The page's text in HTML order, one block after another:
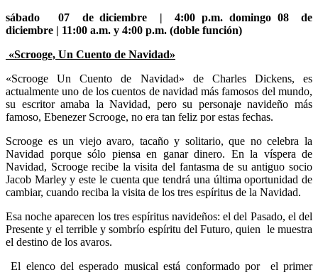
sábado 07 de diciembre | 4:00 p.m. domingo 08
de
diciembre | 11:00 a.m. y 4:00 p.m. (doble función)
«Scrooge, Un Cuento de Navidad»
«Scrooge Un Cuento de Navidad» de Charles Dickens, es
actualmente uno de los cuentos de navidad más famosos del mundo,
su escritor amaba la Navidad, pero su personaje navideño más
famoso, Ebenezer Scrooge, no era tan feliz por estas fechas.
Scrooge es un viejo avaro, tacaño y solitario, que no celebra la
Navidad porque sólo piensa en ganar dinero. En la víspera de
Navidad, Scrooge recibe la visita del fantasma de su antiguo socio
Jacob Marley y este le cuenta que tendrá una última oportunidad de
cambiar, cuando reciba la visita de los tres espíritus de la Navidad.
Esa noche aparecen los tres espíritus navideños: el del Pasado, el del
Presente y el terrible y sombrío espíritu del Futuro, quien le muestra
el destino de los avaros.
El elenco del esperado musical está conformado por el primer